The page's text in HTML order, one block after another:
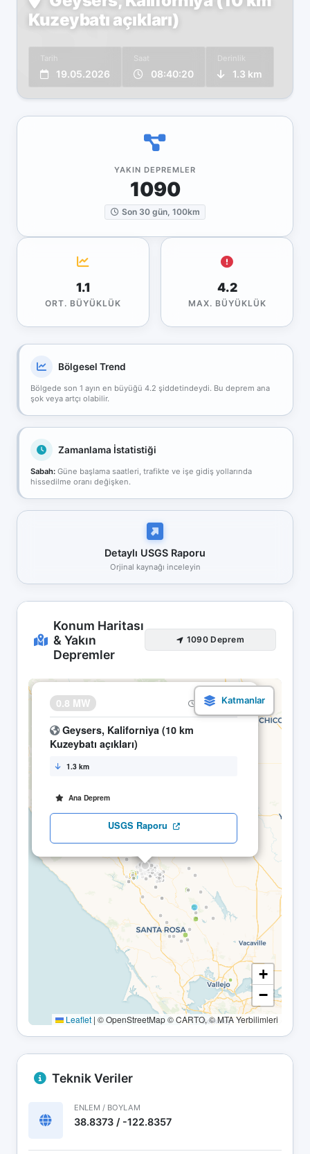
Kuzeybatı açıkları)
Tarih
19.05.2026
Saat
08:40:20
Derinlik
1.3 km
YAKIN DEPREMLER
1090
Son 30 gün, 100km
1.1
ORT. BÜYÜKLÜK
4.2
MAX. BÜYÜKLÜK
Bölgesel Trend
Bölgede son 1 ayın en büyüğü 4.2 şiddetindeydi. Bu deprem ana
şok veya artçı olabilir.
Zamanlama İstatistiği
Sabah: Güne başlama saatleri, trafikte ve işe gidiş yollarında
hissedilme oranı değişken.
Detaylı USGS Raporu
Orjinal kaynağı inceleyin
Konum Haritası
& Yakın
Depremler
1090 Deprem
0.8 MW 19.05 08:40
Geysers, Kaliforniya (10 km
Kuzeybatı açıkları)
1.3 km
Ana Deprem
USGS Raporu
×
+
−
Leaflet | © OpenStreetMap © CARTO, © MTA Yerbilimleri
Teknik Veriler
ENLEM / BOYLAM
38.8373 / -122.8357